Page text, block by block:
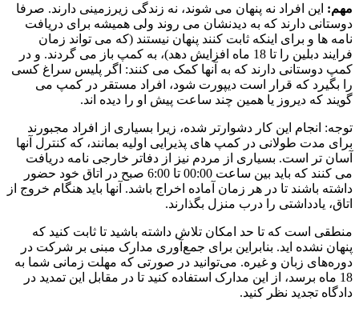
مهم: این افراد نه پنهان می شوند، نه زندگی زیرزمینی دارند. صرفا
دوستانی دارند که به دیدنشان می روند ولی همیشه برای دریافت
نامه ها و برای اینکه ثابت کنند پنهان نیستند (که می تواند زمان
فرایند دبلین را تا 18 ماه افزایش دهد)، به کمپ باز می گردند. و در
کمپ دوستانی دارند که به آنها کمک می کنند: اگر پلیس سراغ کسی
را بگیرد که قرار است دیپورت شود، افراد مستقر در کمپ می
گویند که دیروز یا همین چند ساعت پیش او را دیده اند.
توجه: انجام این کار دشوارتر شده، زیرا بسیاری از افراد مجبورند
برای مدت طولانی در کمپ های پذیرایی اولیه بمانند، که کنترل آنها
آسان تر است. بسیاری از مردم نیز از دفاتر خارجی نامه دریافت
می کنند که باید بین ساعت 00:00 تا 6:00 صبح در اتاق خود حضور
داشته باشند تا در هر زمان آماده اخراج باشد. آنها باید هنگام خروج از
اتاق، یادداشتی را درب منزل بگذارند.
منطقی است که تا حد امکان تلاش داشته باشید تا ثابت کنید که
پنهان نشده اید. بنابراین برای جمع‌آوری مدارک مبنی بر شرکت در
دوره‌های زبان و غیره. می‌توانید در صورتی که مهلت زمانی شما به
18 ماه برسد، از این مدارک استفاده کنید تا در مقابل این تمدید در
دادگاه تجدید نظر کنید.